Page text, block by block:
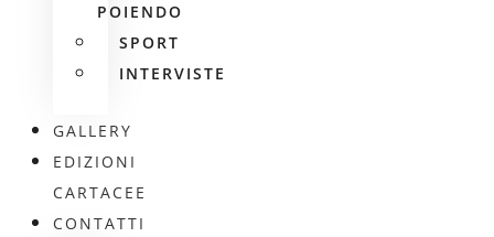
POIENDO
SPORT
INTERVISTE
GALLERY
EDIZIONI
CARTACEE
CONTATTI